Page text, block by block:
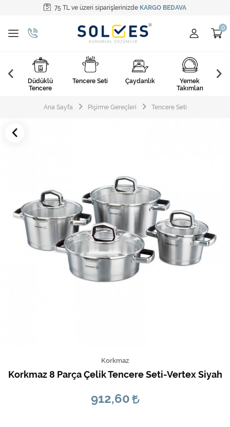
75 TL ve üzeri siparişlerinizde KARGO BEDAVA
Tüm Kategoriler
Pişirme Gereçleri
Yemek Takımları
Kahvaltı Takımları
Çatal Kaşık Bıçak
Cam Ürünler
Mutfak Aksesuarları
Düdüklü
Tencere
Tencere Seti Çaydanlık
Yemek
Takımları
Ana Sayfa Pişirme Gereçleri Tencere Seti
Korkmaz
Korkmaz 8 Parça Çelik Tencere Seti-Vertex Siyah
912,60